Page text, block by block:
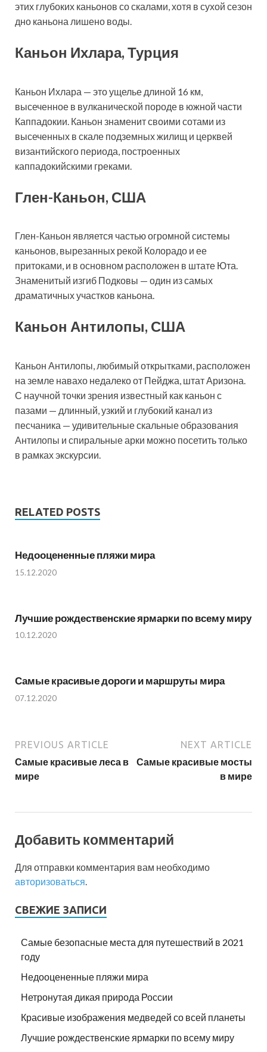
этих глубоких каньонов со скалами, хотя в сухой сезон
дно каньона лишено воды.
Каньон Ихлара, Турция
Каньон Ихлара — это ущелье длиной 16 км,
высеченное в вулканической породе в южной части
Каппадокии. Каньон знаменит своими сотами из
высеченных в скале подземных жилищ и церквей
византийского периода, построенных
каппадокийскими греками.
Глен-Каньон, США
Глен-Каньон является частью огромной системы
каньонов, вырезанных рекой Колорадо и ее
притоками, и в основном расположен в штате Юта.
Знаменитый изгиб Подковы — один из самых
драматичных участков каньона.
Каньон Антилопы, США
Каньон Антилопы, любимый открытками, расположен
на земле навахо недалеко от Пейджа, штат Аризона.
С научной точки зрения известный как каньон с
пазами — длинный, узкий и глубокий канал из
песчаника — удивительные скальные образования
Антилопы и спиральные арки можно посетить только
в рамках экскурсии.
RELATED POSTS
Недооцененные пляжи мира
15.12.2020
Лучшие рождественские ярмарки по всему миру
10.12.2020
Самые красивые дороги и маршруты мира
07.12.2020
PREVIOUS ARTICLE
Самые красивые леса в
мире
NEXT ARTICLE
Самые красивые мосты
в мире
Добавить комментарий
Для отправки комментария вам необходимо
авторизоваться.
СВЕЖИЕ ЗАПИСИ
Самые безопасные места для путешествий в 2021
году
Недооцененные пляжи мира
Нетронутая дикая природа России
Красивые изображения медведей со всей планеты
Лучшие рождественские ярмарки по всему миру